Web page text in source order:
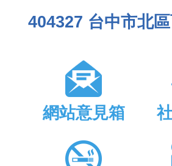
404327 台中市北
網站意見箱